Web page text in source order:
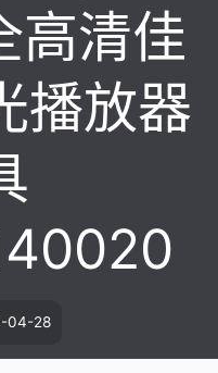
高清佳
播放器
04-28